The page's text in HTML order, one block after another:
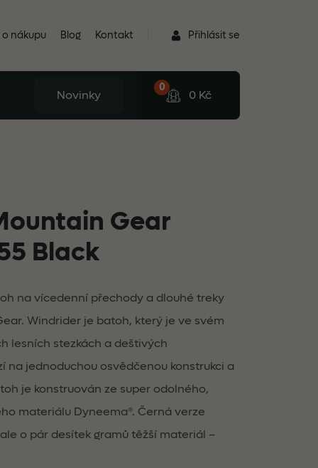
o nákupu Blog Kontakt Přihlásit se
Novinky
0
0 Kč
Gear
Black
na vícedenní přechody a dlouhé treky
Windrider je batoh, který je ve svém
lesních stezkách a deštivých
na jednoduchou osvědčenou konstrukci a
je konstruován ze super odolného,
materiálu Dyneema®. Černá verze
o pár desítek gramů těžší materiál –